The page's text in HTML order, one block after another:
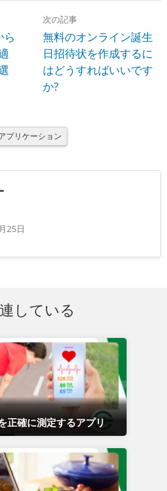
ら
次の記事
無料のオンライン誕生
日招待状を作成するに
はどうすればいいです
か?
プリケーション
25日
している
正確に測定するアプリ